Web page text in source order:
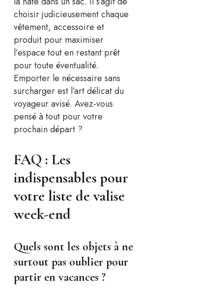
choisir judicieusement chaque
vêtement, accessoire et
produit pour maximiser
l’espace tout en restant prêt
pour toute éventualité.
Emporter le nécessaire sans
surcharger est l’art délicat du
voyageur avisé. Avez-vous
pensé à tout pour votre
prochain départ ?
FAQ : Les
indispensables pour
votre liste de valise
week-end
Quels sont les objets à ne
surtout pas oublier pour
partir en vacances ?